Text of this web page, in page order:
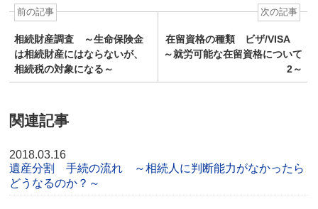
前の記事
相続財産調査 ～生命保険金
は相続財産にはならないが、
相続税の対象になる～
次の記事
在留資格の種類 ビザ/VISA
～就労可能な在留資格について
2～
関連記事
2018.03.16
遺産分割 手続の流れ ～相続人に判断能力がなかったら
どうなるのか？～